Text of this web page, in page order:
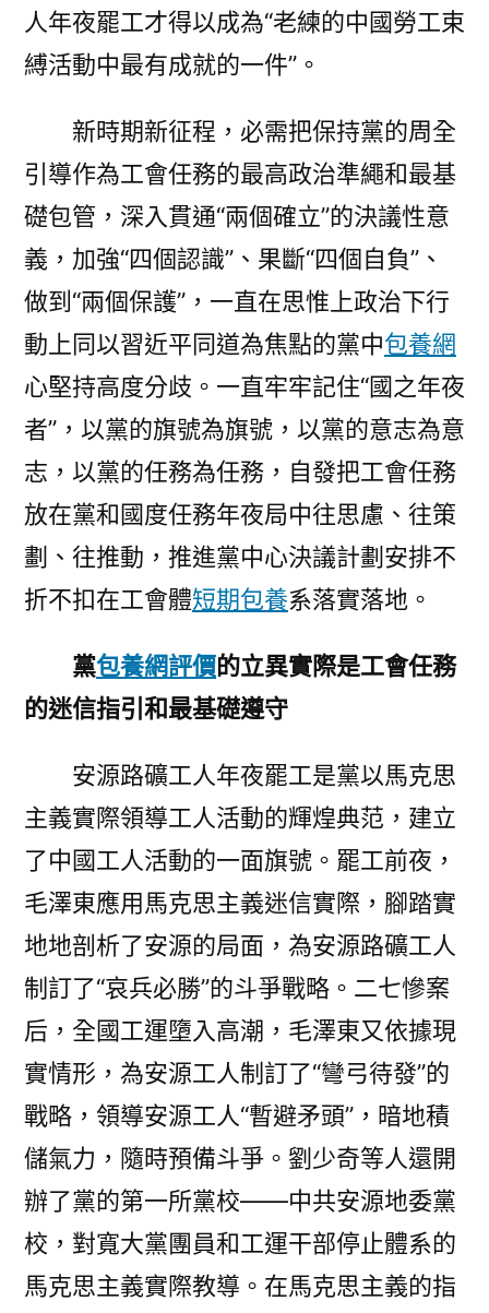
人年夜罷工才得以成為“老練的中國勞工束
縛活動中最有成就的一件”。
新時期新征程，必需把保持黨的周全
引導作為工會任務的最高政治準繩和最基
礎包管，深入貫通“兩個確立”的決議性意
義，加強“四個認識”、果斷“四個自負”、
做到“兩個保護”，一直在思惟上政治下行
動上同以習近平同道為焦點的黨中包養網
心堅持高度分歧。一直牢牢記住“國之年夜
者”，以黨的旗號為旗號，以黨的意志為意
志，以黨的任務為任務，自發把工會任務
放在黨和國度任務年夜局中往思慮、往策
劃、往推動，推進黨中心決議計劃安排不
折不扣在工會體短期包養系落實落地。
黨包養網評價的立異實際是工會任務
的迷信指引和最基礎遵守
安源路礦工人年夜罷工是黨以馬克思
主義實際領導工人活動的輝煌典范，建立
了中國工人活動的一面旗號。罷工前夜，
毛澤東應用馬克思主義迷信實際，腳踏實
地地剖析了安源的局面，為安源路礦工人
制訂了“哀兵必勝”的斗爭戰略。二七慘案
后，全國工運墮入高潮，毛澤東又依據現
實情形，為安源工人制訂了“彎弓待發”的
戰略，領導安源工人“暫避矛頭”，暗地積
儲氣力，隨時預備斗爭。劉少奇等人還開
辦了黨的第一所黨校——中共安源地委黨
校，對寬大黨團員和工運干部停止體系的
馬克思主義實際教導。在馬克思主義的指